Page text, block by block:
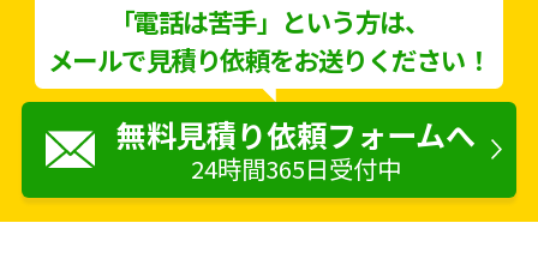
「電話は苦手」という方は、
メールで見積り依頼をお送りください！
無料見積り依頼フォームへ
24時間365日受付中